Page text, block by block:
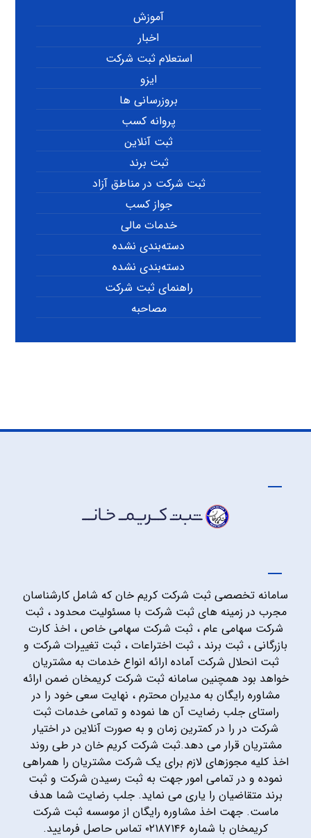
آموزش
اخبار
استعلام ثبت شرکت
ایزو
بروزرسانی ها
پروانه کسب
ثبت آنلاین
ثبت برند
ثبت شرکت در مناطق آزاد
جواز کسب
خدمات مالی
دسته‌بندی نشده
دسته‌بندی نشده
راهنمای ثبت شرکت
مصاحبه
سامانه تخصصی ثبت شرکت کریم خان که شامل کارشناسان
مجرب در زمینه های ثبت شرکت با مسئولیت محدود ، ثبت
شرکت سهامی عام ، ثبت شرکت سهامی خاص ، اخذ کارت
بازرگانی ، ثبت برند ، ثبت اختراعات ، ثبت تغییرات شرکت و
ثبت انحلال شرکت آماده ارائه انواع خدمات به مشتریان
خواهد بود همچنین سامانه ثبت شرکت کریمخان ضمن ارائه
مشاوره رایگان به مدیران محترم ، نهایت سعی خود را در
راستای جلب رضایت آن ها نموده و تمامی خدمات ثبت
شرکت در را در کمترین زمان و به صورت آنلاین در اختیار
مشتریان قرار می دهد.ثبت شرکت کریم خان در طی روند
اخذ کلیه مجوزهای لازم برای یک شرکت مشتریان را همراهی
نموده و در تمامی امور جهت به ثبت رسیدن شرکت و ثبت
برند متقاضیان را یاری می نماید. جلب رضایت شما هدف
ماست. جهت اخذ مشاوره رایگان از موسسه ثبت شرکت
کریمخان با شماره ۰۲۱۸۷۱۴۶ تماس حاصل فرمایید.